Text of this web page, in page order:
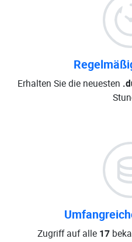
Erhalten Sie die neuesten
Zugriff auf alle 17